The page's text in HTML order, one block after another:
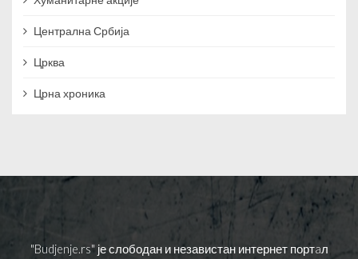
Централна Србија
Црква
Црна хроника
"Budjenje.rs" је слободан и независтан интернет портaл